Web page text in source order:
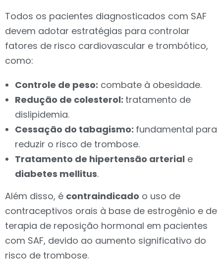
Todos os pacientes diagnosticados com SAF
devem adotar estratégias para controlar
fatores de risco cardiovascular e trombótico,
como:
Controle de peso: combate à obesidade.
Redução de colesterol: tratamento de
dislipidemia.
Cessação do tabagismo: fundamental para
reduzir o risco de trombose.
Tratamento de hipertensão arterial e
diabetes mellitus.
Além disso, é contraindicado o uso de
contraceptivos orais à base de estrogênio e de
terapia de reposição hormonal em pacientes
com SAF, devido ao aumento significativo do
risco de trombose.